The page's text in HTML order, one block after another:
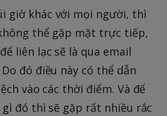
giờ khác với mọi người, thì
thể gặp mặt trực tiếp,
liên lạc sẽ là qua email
đó điều này có thể dẫn
vào các thời điểm. Và để
đó thì sẽ gặp rất nhiều rắc